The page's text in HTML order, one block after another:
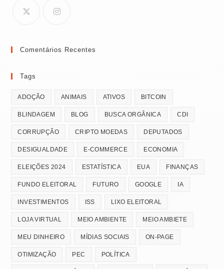
Comentários Recentes
Tags
ADOÇÃO ANIMAIS ATIVOS BITCOIN
BLINDAGEM BLOG BUSCA ORGÂNICA CDI
CORRUPÇÃO CRIPTO MOEDAS DEPUTADOS
DESIGUALDADE E-COMMERCE ECONOMIA
ELEIÇÕES 2024 ESTATÍSTICA EUA FINANÇAS
FUNDO ELEITORAL FUTURO GOOGLE IA
INVESTIMENTOS ISS LIXO ELEITORAL
LOJA VIRTUAL MEIO AMBIENTE MEIO AMBIETE
MEU DINHEIRO MÍDIAS SOCIAIS ON-PAGE
OTIMIZAÇÃO PEC POLÍTICA